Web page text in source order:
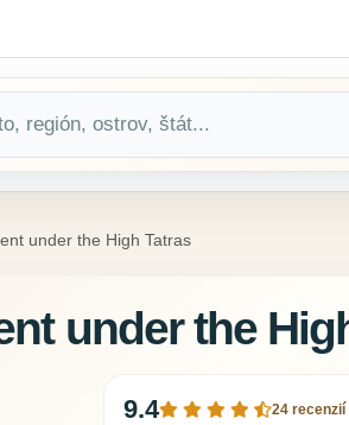
under the High Tatras
under the
9.4 24 recenzií